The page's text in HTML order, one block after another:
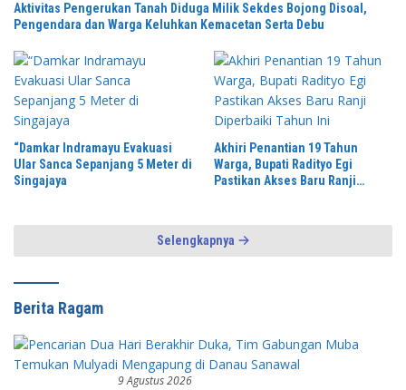
Aktivitas Pengerukan Tanah Diduga Milik Sekdes Bojong Disoal,
Pengendara dan Warga Keluhkan Kemacetan Serta Debu
“Damkar Indramayu Evakuasi
Ular Sanca Sepanjang 5 Meter di
Singajaya
Akhiri Penantian 19 Tahun
Warga, Bupati Radityo Egi
Pastikan Akses Baru Ranji
Selengkapnya
Berita Ragam
9 Agustus 2026